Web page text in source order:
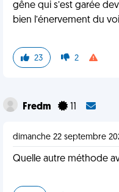
gêne qui s’est garée
bien l’énervement du
23 2
Fredm
dimanche 22 septembre
Quelle autre méthode